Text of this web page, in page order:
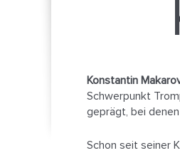
Konstantin
Schwerpunkt
geprägt, bei
Schon seit seiner